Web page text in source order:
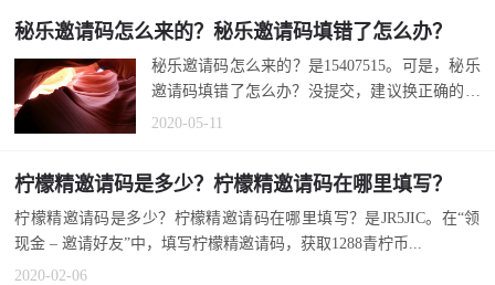
秘乐邀请码怎么来的？秘乐邀请码填错了怎么办？
秘乐邀请码怎么来的？是15407515。可是，秘乐
邀请码填错了怎么办？没提交，建议换正确的。
提交了的秘乐邀请码能改吗？无法更...
2020-05-11
柠檬精邀请码是多少？柠檬精邀请码在哪里填写？
柠檬精邀请码是多少？柠檬精邀请码在哪里填写？是JR5JIC。在“领
现金 – 邀请好友”中，填写柠檬精邀请码，获取1288青柠币...
2020-02-06